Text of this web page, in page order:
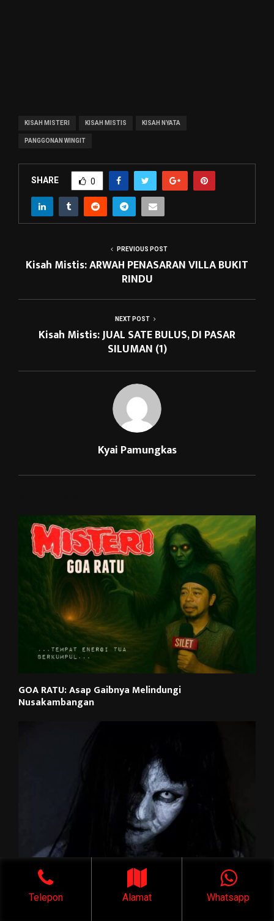
KISAH MISTERI KISAH MISTIS KISAH NYATA
PANGGONAN WINGIT
SHARE 0
PREVIOUS POST
Kisah Mistis: ARWAH PENASARAN VILLA BUKIT
RINDU
NEXT POST
Kisah Mistis: JUAL SATE BULUS, DI PASAR
SILUMAN (1)
Kyai Pamungkas
GOA RATU: Asap Gaibnya Melindungi
Nusakambangan
Kisah Mistis: KEHAMILAN ISTRIKU JADI INCARAN
Telepon Alamat Whatsapp